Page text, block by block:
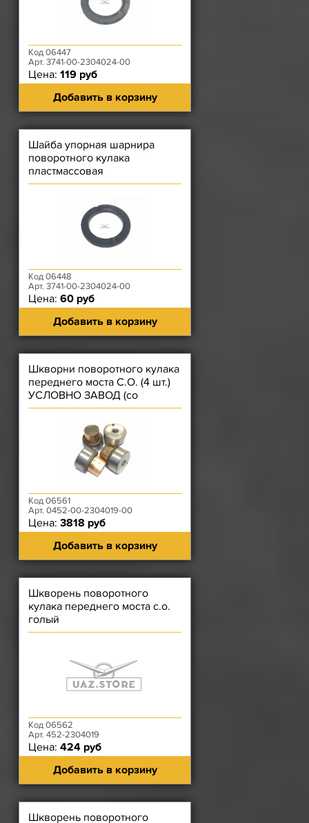
Код 06447
Арт. 3741-00-2304024-00
Цена: 119 руб
Добавить в корзину
Шайба упорная шарнира
поворотного кулака
пластмассовая
Код 06448
Арт. 3741-00-2304024-00
Цена: 60 руб
Добавить в корзину
Шкворни поворотного кулака
переднего моста С.О. (4 шт.)
УСЛОВНО ЗАВОД (со
втулками)
Код 06561
Арт. 0452-00-2304019-00
Цена: 3818 руб
Добавить в корзину
Шкворень поворотного
кулака переднего моста с.о.
голый
Код 06562
Арт. 452-2304019
Цена: 424 руб
Добавить в корзину
Шкворень поворотного